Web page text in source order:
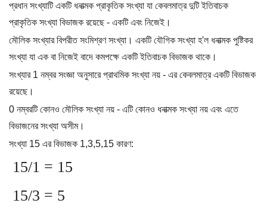
প্রধান সংখ্যাটি একটি ধনাত্মক প্রাকৃতিক সংখ্যা যা কেবলমাত্র দুটি ইতিবাচক
প্রাকৃতিক সংখ্যা বিভাজক রয়েছে - একটি এবং নিজেই।
মৌলিক সংখ্যার বিপরীত সংমিশ্রণ সংখ্যা। একটি যৌগিক সংখ্যা হ'ল ধনাত্মক পুষ্টিকর
সংখ্যা যা এক বা নিজেই বাদে কমপক্ষে একটি ইতিবাচক বিভাজক থাকে।
সংখ্যার 1 নম্বর সংজ্ঞা অনুসারে প্রাথমিক সংখ্যা নয় - এর কেবলমাত্র একটি বিভাজক
রয়েছে।
0 নম্বরটি কোনও মৌলিক সংখ্যা নয় - এটি কোনও ধনাত্মক সংখ্যা নয় এবং এতে
বিভাজনের সংখ্যা অসীম।
সংখ্যা 15 এর বিভাজক 1,3,5,15 কারণ:
15/1 = 15
15/3 = 5